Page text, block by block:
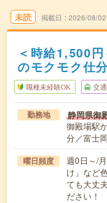
未読 掲載日 2026/08/02
＜時給1,500
のモクモク仕
職種未経験OK 交
勤務地 静岡県御
御殿場駅
分／富士
曜日頻度
週0日～/
け」など
ても大丈
ださい！